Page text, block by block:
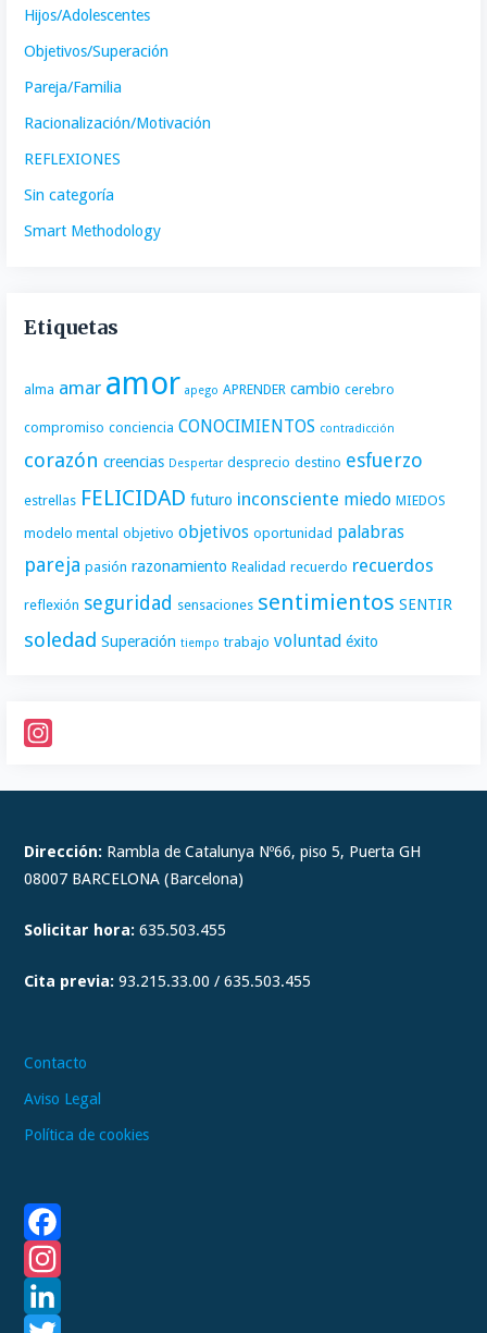
Hijos/Adolescentes
Objetivos/Superación
Pareja/Familia
Racionalización/Motivación
REFLEXIONES
Sin categoría
Smart Methodology
Etiquetas
alma amar amor apego APRENDER cambio cerebro
compromiso conciencia CONOCIMIENTOS contradicción
corazón creencias Despertar desprecio destino esfuerzo
estrellas FELICIDAD futuro inconsciente miedo MIEDOS
modelo mental objetivo objetivos oportunidad palabras
pareja pasión razonamiento Realidad recuerdo recuerdos
reflexión seguridad sensaciones sentimientos SENTIR
soledad Superación tiempo trabajo voluntad éxito
n
t
a
r
m
Dirección: Rambla de Catalunya Nº66, piso 5, Puerta GH
08007 BARCELONA (Barcelona)
Solicitar hora: 635.503.455
Cita previa: 93.215.33.00 / 635.503.455
Contacto
Aviso Legal
Política de cookies
F
a